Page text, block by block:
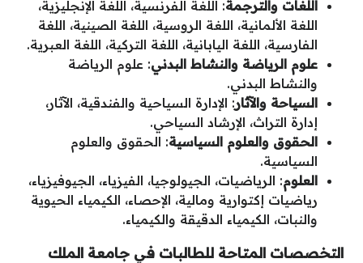
اللغات والترجمة: اللغة الفرنسية، اللغة الإنجليزية،
اللغة الألمانية، اللغة الروسية، اللغة الصينية، اللغة
الفارسية، اللغة اليابانية، اللغة التركية، اللغة العبرية.
علوم الرياضة والنشاط البدني: علوم الرياضة
والنشاط البدني.
السياحة والآثار: الإدارة السياحية والفندقية، الآثار،
إدارة التراث، الإرشاد السياحي.
الحقوق والعلوم السياسية: الحقوق والعلوم
السياسية.
العلوم: الرياضيات، الجيولوجيا، الفيزياء، الجيوفيزياء،
رياضيات إكتوارية ومالية، الإحصاء، الكيمياء الحيوية
والنبات، الكيمياء الدقيقة والكيمياء.
التخصصات المتاحة للطالبات في جامعة الملك